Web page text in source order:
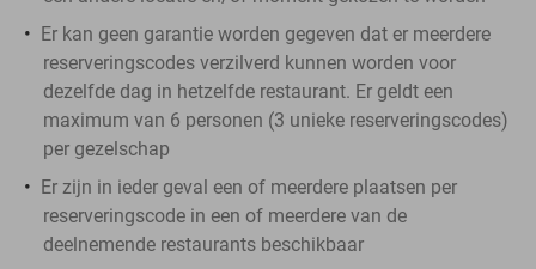
Er kan geen garantie worden gegeven dat er meerdere
reserveringscodes verzilverd kunnen worden voor
dezelfde dag in hetzelfde restaurant. Er geldt een
maximum van 6 personen (3 unieke reserveringscodes)
per gezelschap
Er zijn in ieder geval een of meerdere plaatsen per
reserveringscode in een of meerdere van de
deelnemende restaurants beschikbaar